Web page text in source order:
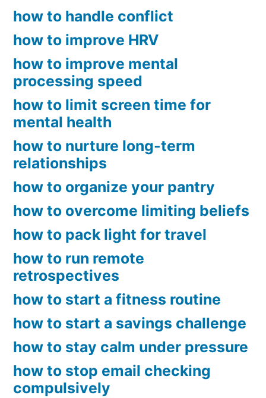
how to handle conflict
how to improve HRV
how to improve mental
processing speed
how to limit screen time for
mental health
how to nurture long-term
relationships
how to organize your pantry
how to overcome limiting beliefs
how to pack light for travel
how to run remote
retrospectives
how to start a fitness routine
how to start a savings challenge
how to stay calm under pressure
how to stop email checking
compulsively